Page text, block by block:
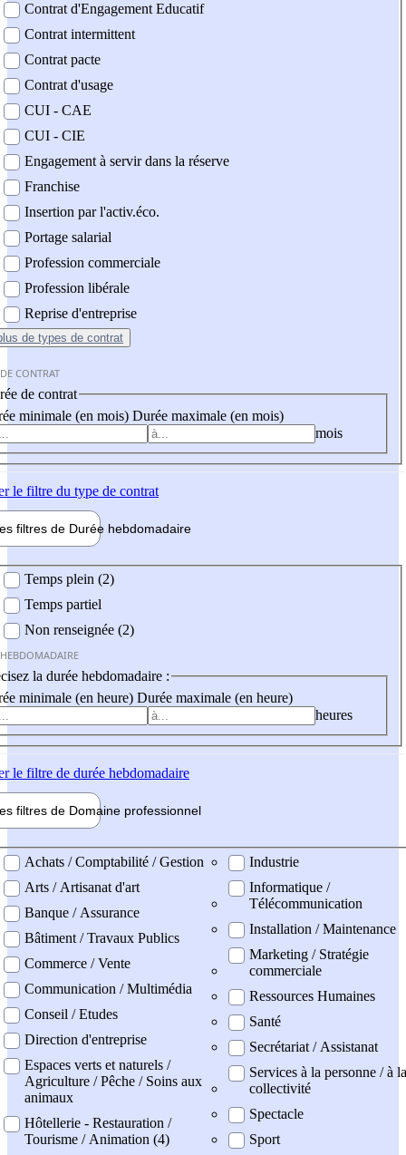
Contrat d'Engagement Educatif
Contrat intermittent
Contrat pacte
Contrat d'usage
CUI - CAE
CUI - CIE
Engagement à servir dans la réserve
Franchise
Insertion par l'activ.éco.
Portage salarial
Profession commerciale
Profession libérale
Reprise d'entreprise
de types de contrat
CONTRAT
de contrat
minimale (en mois) Durée maximale (en mois)
mois
le filtre du type de contrat
filtres de Durée hebdomadaire
Temps plein (2)
Temps partiel
Non renseignée (2)
la durée hebdomadaire :
minimale (en heure) Durée maximale (en heure)
heures
le filtre de durée hebdomadaire
filtres de Domaine professionnel
professionel
Achats / Comptabilité / Gestion
Arts / Artisanat d'art
Banque / Assurance
Bâtiment / Travaux Publics
Commerce / Vente
Communication / Multimédia
Conseil / Etudes
Direction d'entreprise
Espaces verts et naturels /
Agriculture / Pêche / Soins aux
animaux
Hôtellerie - Restauration /
Tourisme / Animation (4)
Industrie
Informatique /
Télécommunication
Installation / Maintenance
Marketing / Stratégie
commerciale
Ressources Humaines
Santé
Secrétariat / Assistanat
Services à la personne / à la
collectivité
Spectacle
Sport